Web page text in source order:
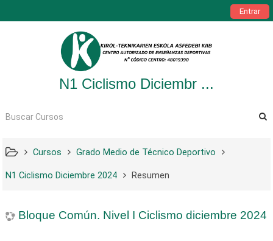
Entrar
N1 Ciclismo Diciembr ...
Cursos Grado Medio de Técnico Deportivo
N1 Ciclismo Diciembre 2024 Resumen
Bloque Común. Nivel I Ciclismo diciembre 2024